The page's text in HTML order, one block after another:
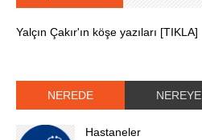
Yalçın Çakır'ın köşe yazıları [TIKLA]
NEREDE NEREYE
Hastaneler